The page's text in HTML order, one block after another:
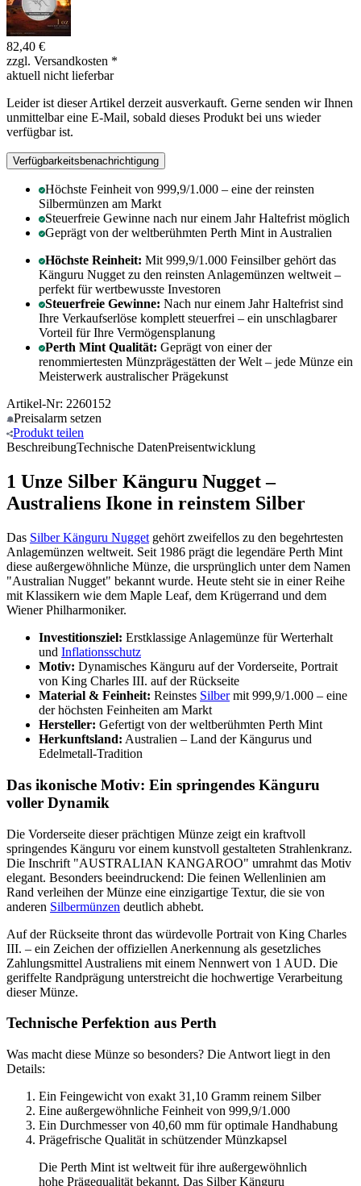
82,40 €
zzgl. Versandkosten *
aktuell nicht lieferbar
Leider ist dieser Artikel derzeit ausverkauft. Gerne senden wir Ihnen
unmittelbar eine E-Mail, sobald dieses Produkt bei uns wieder
verfügbar ist.
Verfügbarkeitsbenachrichtigung
Höchste Feinheit von 999,9/1.000 – eine der reinsten
Silbermünzen am Markt
Steuerfreie Gewinne nach nur einem Jahr Haltefrist möglich
Geprägt von der weltberühmten Perth Mint in Australien
Höchste Reinheit: Mit 999,9/1.000 Feinsilber gehört das
Känguru Nugget zu den reinsten Anlagemünzen weltweit –
perfekt für wertbewusste Investoren
Steuerfreie Gewinne: Nach nur einem Jahr Haltefrist sind
Ihre Verkaufserlöse komplett steuerfrei – ein unschlagbarer
Vorteil für Ihre Vermögensplanung
Perth Mint Qualität: Geprägt von einer der
renommiertesten Münzprägestätten der Welt – jede Münze ein
Meisterwerk australischer Prägekunst
Artikel-Nr: 2260152
Preisalarm setzen
Produkt teilen
BeschreibungTechnische DatenPreisentwicklung
1 Unze Silber Känguru Nugget –
Australiens Ikone in reinstem Silber
Das Silber Känguru Nugget gehört zweifellos zu den begehrtesten
Anlagemünzen weltweit. Seit 1986 prägt die legendäre Perth Mint
diese außergewöhnliche Münze, die ursprünglich unter dem Namen
"Australian Nugget" bekannt wurde. Heute steht sie in einer Reihe
mit Klassikern wie dem Maple Leaf, dem Krügerrand und dem
Wiener Philharmoniker.
Investitionsziel: Erstklassige Anlagemünze für Werterhalt
und Inflationsschutz
Motiv: Dynamisches Känguru auf der Vorderseite, Portrait
von King Charles III. auf der Rückseite
Material & Feinheit: Reinstes Silbermit 999,9/1.000 – eine
der höchsten Feinheiten am Markt
Hersteller: Gefertigt von der weltberühmten Perth Mint
Herkunftsland: Australien – Land der Kängurus und
Edelmetall-Tradition
Das ikonische Motiv: Ein springendes Känguru
voller Dynamik
Die Vorderseite dieser prächtigen Münze zeigt ein kraftvoll
springendes Känguru vor einem kunstvoll gestalteten Strahlenkranz.
Die Inschrift "AUSTRALIAN KANGAROO" umrahmt das Motiv
elegant. Besonders beeindruckend: Die feinen Wellenlinien am
Rand verleihen der Münze eine einzigartige Textur, die sie von
anderen Silbermünzen deutlich abhebt.
Auf der Rückseite thront das würdevolle Portrait von King Charles
III. – ein Zeichen der offiziellen Anerkennung als gesetzliches
Zahlungsmittel Australiens mit einem Nennwert von 1 AUD. Die
geriffelte Randprägung unterstreicht die hochwertige Verarbeitung
dieser Münze.
Technische Perfektion aus Perth
Was macht diese Münze so besonders? Die Antwort liegt in den
Details:
Ein Feingewicht von exakt 31,10 Gramm reinem Silber
Eine außergewöhnliche Feinheit von 999,9/1.000
Ein Durchmesser von 40,60 mm für optimale Handhabung
Prägefrische Qualität in schützender Münzkapsel
Die Perth Mint ist weltweit für ihre außergewöhnlich
hohe Prägequalität bekannt. Das Silber Känguru